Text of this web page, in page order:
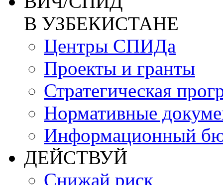
В УЗБЕКИСТАНЕ
Центры СПИДа
Проекты и гранты
Стратегическая
Нормативные
Информационный
ДЕЙСТВУЙ
Снижай риск